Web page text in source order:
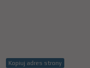
Kopiuj adres strony